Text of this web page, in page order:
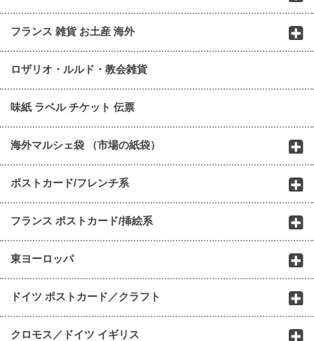
フランス 雑貨 お土産 海外
ロザリオ・ルルド・教会雑貨
味紙 ラベル チケット 伝票
海外マルシェ袋 （市場の紙袋）
ポストカード/フレンチ系
フランス ポストカード/挿絵系
東ヨーロッパ
ドイツ ポストカード／クラフト
クロモス／ドイツ イギリス